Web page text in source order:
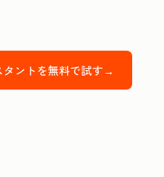
タントを無料で試す→